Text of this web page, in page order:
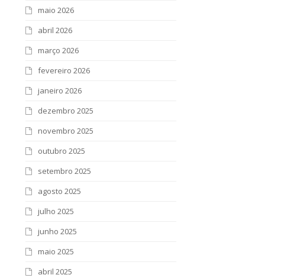
maio 2026
abril 2026
março 2026
fevereiro 2026
janeiro 2026
dezembro 2025
novembro 2025
outubro 2025
setembro 2025
agosto 2025
julho 2025
junho 2025
maio 2025
abril 2025